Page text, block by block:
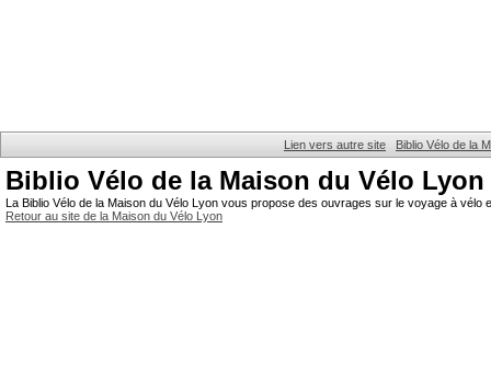
Lien vers autre site Biblio Vélo de la
Biblio Vélo de la Maison du Vélo Lyon
La Biblio Vélo de la Maison du Vélo Lyon vous propose des ouvrages sur le voyage à
Retour au site de la Maison du Vélo Lyon